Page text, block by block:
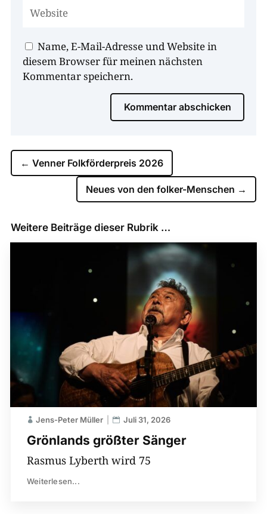
Name, E-Mail-Adresse und Website in
diesem Browser für meinen nächsten
Kommentar speichern.
Kommentar abschicken
← Venner Folkförderpreis 2026
Neues von den folker-Menschen →
Weitere Beiträge dieser Rubrik …
Grönlands größter Sänger
Jens-Peter Müller Juli 31, 2026
Rasmus Lyberth wird 75
Weiterlesen...